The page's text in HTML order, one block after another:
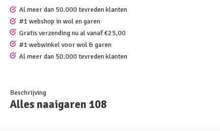
Al meer dan 50.000 tevreden klanten
#1 webshop in wol en garen
Gratis verzending nu al vanaf €25,00
#1 webwinkel voor wol & garen
Al meer dan 50.000 tevreden klanten
Beschrijving
Alles naaigaren 108